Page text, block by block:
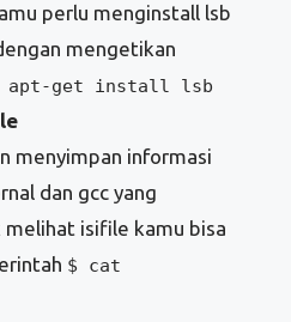
perlu menginstall lsb
mengetikan
apt-get install lsb
menyimpan informasi
dan gcc yang
melihat isifile kamu bisa
$ cat